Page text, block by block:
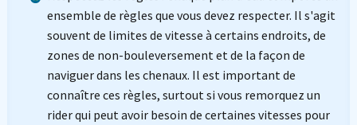
ensemble de règles que vous devez respecter. Il s'agit
souvent de limites de vitesse à certains endroits, de
zones de non-bouleversement et de la façon de
naviguer dans les chenaux. Il est important de
connaître ces règles, surtout si vous remorquez un
rider qui peut avoir besoin de certaines vitesses pour